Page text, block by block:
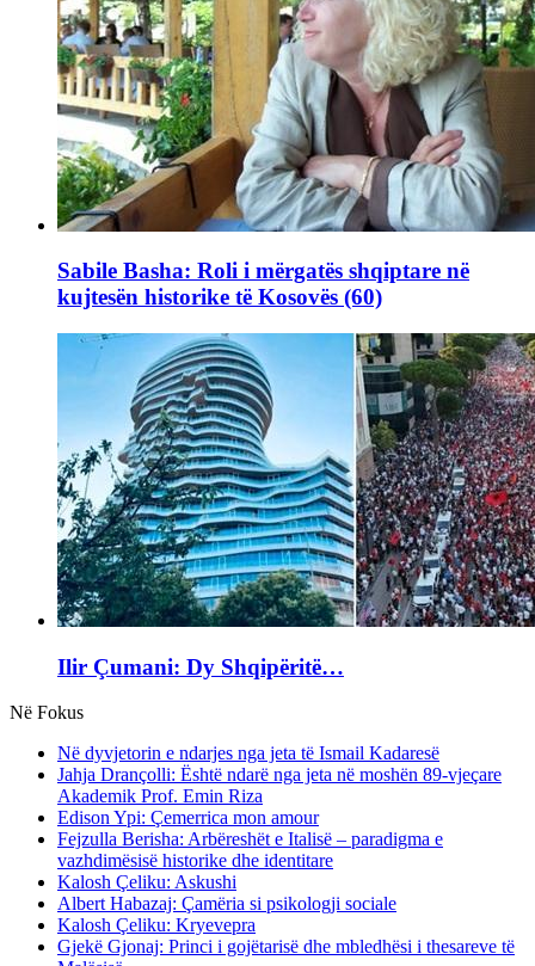
Sabile Basha: Roli i mërgatës shqiptare në
kujtesën historike të Kosovës (60)
Ilir Çumani: Dy Shqipëritë…
Në Fokus
Në dyvjetorin e ndarjes nga jeta të Ismail Kadaresë
Jahja Drançolli: Është ndarë nga jeta në moshën 89-vjeçare
Akademik Prof. Emin Riza
Edison Ypi: Çemerrica mon amour
Fejzulla Berisha: Arbëreshët e Italisë – paradigma e
vazhdimësisë historike dhe identitare
Kalosh Çeliku: Askushi
Albert Habazaj: Çamëria si psikologji sociale
Kalosh Çeliku: Kryevepra
Gjekë Gjonaj: Princi i gojëtarisë dhe mbledhësi i thesareve të